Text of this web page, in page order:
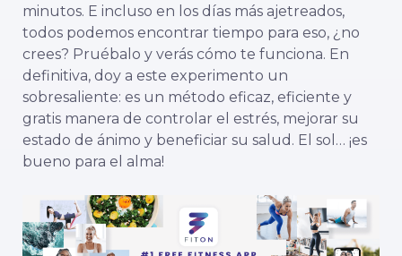
minutos. E incluso en los días más ajetreados,
todos podemos encontrar tiempo para eso, ¿no
crees? Pruébalo y verás cómo te funciona. En
definitiva, doy a este experimento un
sobresaliente: es un método eficaz, eficiente y
gratis manera de controlar el estrés, mejorar su
estado de ánimo y beneficiar su salud. El sol… ¡es
bueno para el alma!